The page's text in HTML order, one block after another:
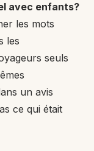
avec enfants?
les mots
les
seuls
un avis
ce qui était